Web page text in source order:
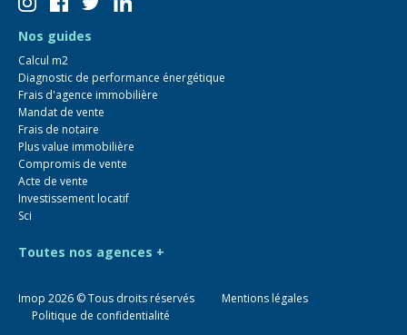
Nos guides
Calcul m2
Diagnostic de performance énergétique
Frais d'agence immobilière
Mandat de vente
Frais de notaire
Plus value immobilière
Compromis de vente
Acte de vente
Investissement locatif
Sci
Toutes nos agences +
Imop 2026 © Tous droits réservés
Mentions légales
Politique de confidentialité